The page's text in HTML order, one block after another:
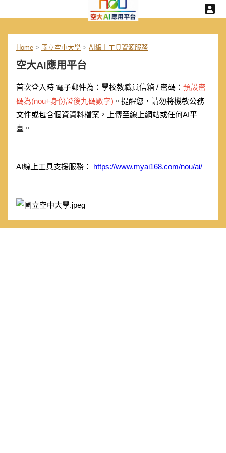
Home > 國立空中大學 > AI線上工具資源服務
空大AI應用平台
首次登入時 電子郵件為：學校教職員信箱 / 密碼： 預設密
碼為(nou+身份證後九碼數字) 。提醒您，請勿將機敏公務
文件或包含個資資料檔案，上傳至線上網站或任何AI平
臺。
AI線上工具支援服務： https://www.myai168.com/nou/ai/